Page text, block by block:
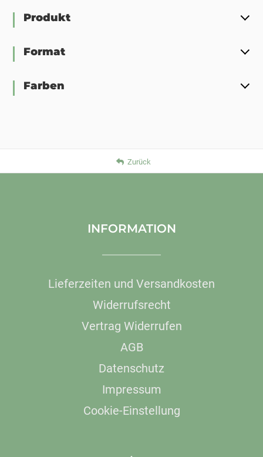
Produkt
Format
Farben
Zurück
INFORMATION
Lieferzeiten und Versandkosten
Widerrufsrecht
Vertrag Widerrufen
AGB
Datenschutz
Impressum
Cookie-Einstellung